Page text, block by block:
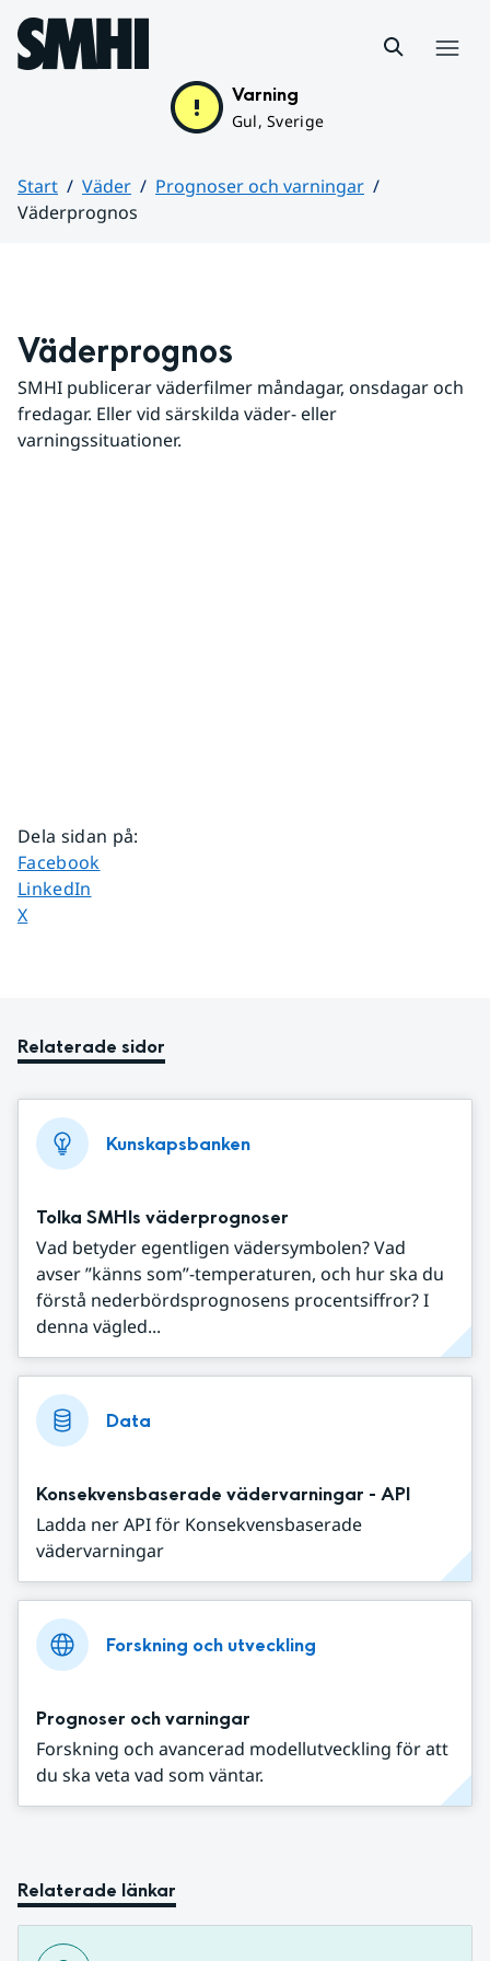
Hoppa till sidans innehåll
Varning
Gul, Sverige
Start Väder
Prognoser och varningar
Väderprognos
Väderprognos
SMHI publicerar väderfilmer måndagar, onsdagar och
fredagar. Eller vid särskilda väder- eller
varningssituationer.
Dela sidan på:
Dela sidan på
Facebook
Dela sidan på
LinkedIn
Dela sidan på
X
Relaterade sidor
Kunskapsbanken
Tolka SMHIs väderprognoser
Vad betyder egentligen vädersymbolen? Vad
avser ”känns som”-temperaturen, och hur ska du
förstå nederbördsprognosens procentsiffror? I
denna vägled...
Data
Konsekvensbaserade vädervarningar - API
Ladda ner API för Konsekvensbaserade
vädervarningar
Forskning och utveckling
Prognoser och varningar
Forskning och avancerad modellutveckling för att
du ska veta vad som väntar.
Relaterade länkar